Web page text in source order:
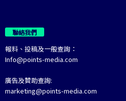
聯絡我們
報料、投稿及一般查詢：
Info@points-media.com
廣告及贊助查詢:
marketing@points-media.com